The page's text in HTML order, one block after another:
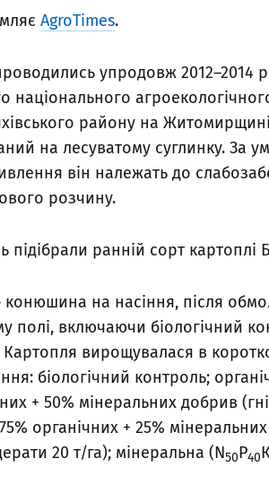
AgroTimes.
упродовж 2012–2014
національного
району на
на лесуватому суглинку. За
він належать до
розчину.
підібрали ранній сорт картоплі
на насіння, після
полі, включаючи біологічний
Картопля вирощувалася в
біологічний контроль;
+ 50% мінеральних добрив
органічних + 25%
20 т/га); мінеральна (N50Р40